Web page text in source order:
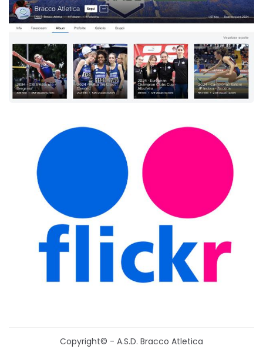
Copyright© - A.S.D. Bracco Atletica